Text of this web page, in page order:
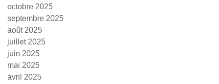
octobre 2025
septembre 2025
août 2025
juillet 2025
juin 2025
mai 2025
avril 2025